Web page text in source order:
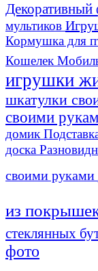
мультиков
Кормушка для
Кошелек
игрушки
шкатулки
своими
домик
доска
своими руками
из
стеклянных
фото